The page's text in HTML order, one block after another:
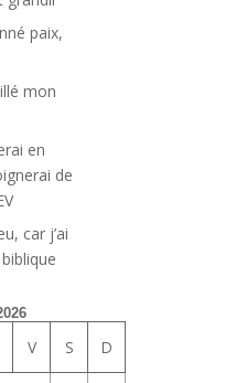
paix,
mon
en
de
car j’ai
V S D